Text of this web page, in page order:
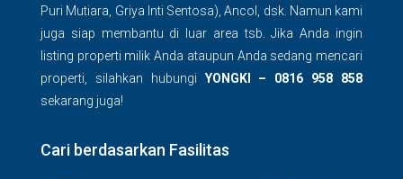
Puri Mutiara, Griya Inti Sentosa), Ancol, dsk. Namun kami
juga siap membantu di luar area tsb. Jika Anda ingin
listing properti milik Anda ataupun Anda sedang mencari
properti, silahkan hubungi YONGKI – 0816 958 858
sekarang juga!
Cari berdasarkan Fasilitas